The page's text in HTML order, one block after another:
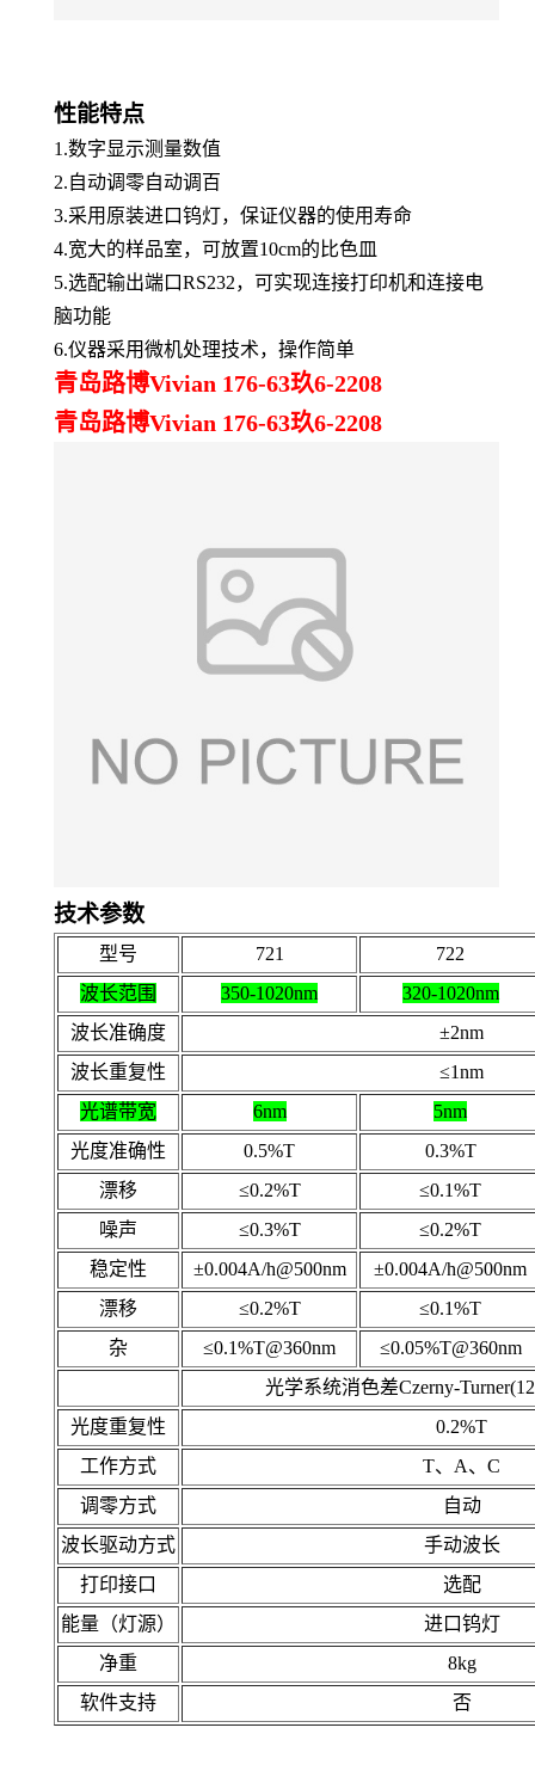
性能特点
1.数字显示测量数值
2.自动调零自动调百
3.采用原装进口钨灯，保证仪器的使用寿命
4.宽大的样品室，可放置10cm的比色皿
5.选配输出端口RS232，可实现连接打印机和连接电
脑功能
6.仪器采用微机处理技术，操作简单
青岛路博Vivian 176-63玖6-2208
青岛路博Vivian 176-63玖6-2208
技术参数
型号 721
722
波长范围
350-1020nm
320-1020nm
波长准确度
±2nm
波长重复性
≤1nm
光谱带宽
6nm
5nm
光度准确性
0.5%T
0.3%T
漂移
≤0.2%T
≤0.1%T
噪声
≤0.3%T
≤0.2%T
稳定性
±0.004A/h@500nm
±0.004A/h@500nm
漂移
≤0.2%T
≤0.1%T
杂
≤0.1%T@360nm
≤0.05%T@360nm
光学系统消色差Czerny-
光度重复性
0.2%T
工作方式
T、A、C
调零方式
自动
波长驱动方式
手动波长
打印接口
选配
能量（灯源）
进口钨灯
净重
8kg
软件支持
否